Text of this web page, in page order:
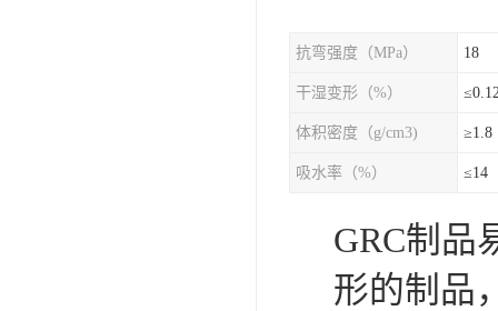
抗弯强度（MPa） 18
干湿变形（%）
体积密度（g/cm3) ≥1.8
吸水率（%） ≤14
GRC制品
形的制品